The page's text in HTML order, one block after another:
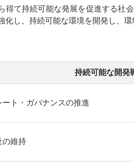
得て持続可能な発展を促進する社
化し、持続可能な環境を開発し、
持続可能な開発
ート・ガバナンスの推進
の維持